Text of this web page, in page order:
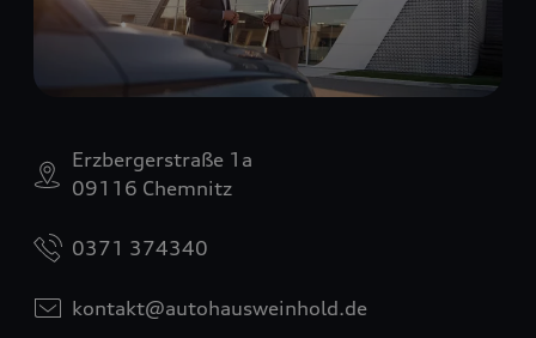
Erzbergerstraße 1a
09116 Chemnitz
0371 374340
kontakt@autohausweinhold.de